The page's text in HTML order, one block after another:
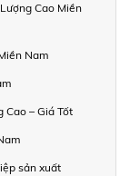
Cao Miền
Nam
Cao – Giá Tốt
sản xuất